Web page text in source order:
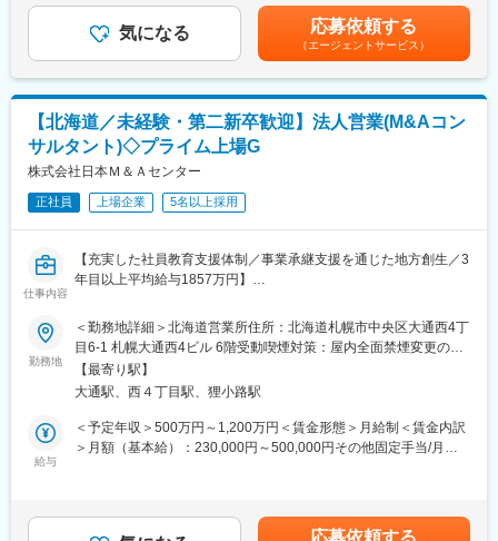
度なナレッジを直に吸収。札幌にいながら、都心と変わらないス
ピード感でキャリアを磨ける環境です。
・2026年3月にヒューリックスクエア札幌（地下鉄南北線「さっ
す。
・M＆Aアドバイザリー業務および周辺領域のコンサルティング業
務をお任せします。Pre・On・Postの各フェーズ毎のM＆Aサービ
スを中心とした資本戦略における個々の業務に精通する一方、コ
●具体的には下記業務について、PJメンバーとしてPJリーダーの
指導の下、各種タスク（情報収集、各種分析、資料作成、関係者
調整等）を遂行する役割を担って頂きます。
（1）M＆Aアドバイザリー業務：関係者調整、交渉支援、スキー
ム検討、企業価値算定、DDサポート支援、ドキュメンテーション
支援、クロージング対応支援に関する業務全般
（2）M＆A戦略立案、ビジネスDD、PMI支援、資本政策等に関わ
る各種コンサルティング
（3）グループ再編コンサルティング：持ち株会社体制移行や合
・入社後一定の経験を積んで頂いた後、ファンド業務（ソーシン
グ、投資検討・実行、ハンズオン支援等）にも携わってもらう予
定です。
・承継事業部は30名程度（M＆Aチームは15名程度）の組織で
す。
ご経験を考慮し面接により処遇を決定いたします。■月に1/16ずつ
支給し、6月・12月に残りを賞与として2/16ずつ支給■その他手
当：出張手当賃金はあくまでも目安の金額であり、選考を通じて
上下する可能性があります。月給(月額)は固定手当を含めた表記で
す。
気になる 応募依頼する
（エージェントサービス）
【北海道／未経験・第二新卒歓迎】法人営業(M&Aコン
サルタント)◇プライム上場G
株式会社日本Ｍ＆Ａセンター
正社員 上場企業 5名以上採用
仕事内容
【充実した社員教育支援体制／事業承継支援を通じた地方創生／3
年目以上平均給与1857万円】
■業務概要
当社はM＆Aを通じて事業承継問題を抱える中堅中小企業様のご支
援を行っております。M&Aコンサルタントには、中堅・中小企業
～大手・上場企業のM&Aに関する一連の業務を担っていただきま
す。
■具体的な業務
・紹介案件相談～アドバイザリー契約締結
勤務地
＜勤務地詳細＞北海道営業所住所：北海道札幌市中央区大通西4丁
目6-1 札幌大通西4ビル 6階受動喫煙対策：屋内全面禁煙変更の範
囲：会社の定める事業所（リモートワーク含む）
【最寄り駅】
大通駅、西４丁目駅、狸小路駅
給与
＜予定年収＞500万円～1,200万円＜賃金形態＞月給制＜賃金内訳
＞月額（基本給）：230,000円～500,000円その他固定手当/月：
給有無＞有＜残業手当＞有＜給与補足＞■経験・能力・前職給与を
応募依頼する